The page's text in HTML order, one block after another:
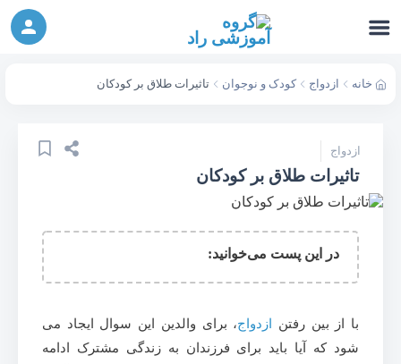
شرکت در ورکشاپ آنلاین
خانه ازدواج کودک و نوجوان تاثیرات طلاق بر کودکان
ازدواج
تاثیرات طلاق بر کودکان
در این پست می‌خوانید:
با از بین رفتن ازدواج، برای والدین این سوال ایجاد می
شود که آیا باید برای فرزندان به زندگی مشترک ادامه